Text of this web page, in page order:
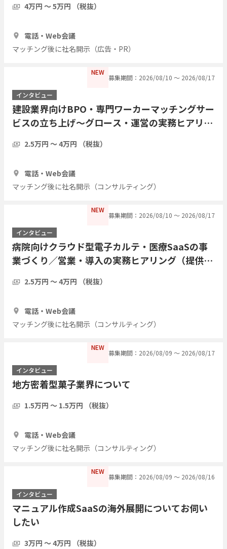
4万円 〜 5万円 （税抜）
電話・Web会議
マッチング後に社名開示（広告・PR）
NEW
募集期間：2026/08/10 〜 2026/08/17
インタビュー
建設業界向けBPO・専門ワーカーマッチングサー
ビスの立ち上げ〜グロース・運営の実務ヒアリン
ず）2.5万円 〜 4万円 （税抜）
電話・Web会議
マッチング後に社名開示（コンサルティング）
NEW
募集期間：2026/08/10 〜 2026/08/17
インタビュー
病院向けクラウド型電子カルテ・医療SaaSの事
業づくり／営業・導入の実務ヒアリング（提供・
2.5万円 〜 4万円 （税抜）
電話・Web会議
マッチング後に社名開示（コンサルティング）
NEW
募集期間：2026/08/09 〜 2026/08/17
インタビュー
地方密着型菓子業界について
1.5万円 〜 1.5万円 （税抜）
電話・Web会議
マッチング後に社名開示（コンサルティング）
NEW
募集期間：2026/08/09 〜 2026/08/16
インタビュー
マニュアル作成SaaSの海外展開についてお伺い
したい
3万円 〜 4万円 （税抜）